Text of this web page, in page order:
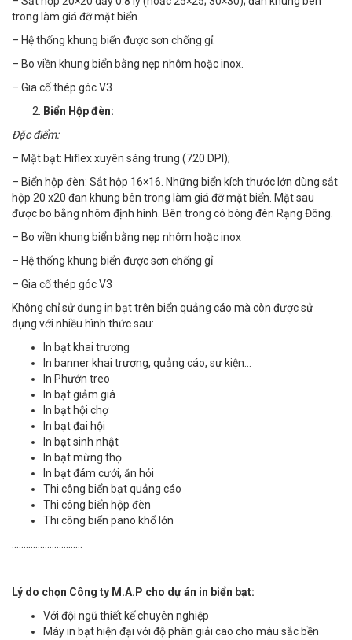
trong làm giá đỡ mặt biển.
– Hệ thống khung biển được sơn chống gỉ.
– Bo viền khung biển bằng nẹp nhôm hoặc inox.
– Gia cố thép góc V3
Biển Hộp đèn:
Đặc điểm:
– Mặt bạt: Hiflex xuyên sáng trung (720 DPI);
– Biển hộp đèn: Sắt hộp 16×16. Những biển kích thước lớn dùng sắt
hộp 20 x20 đan khung bên trong làm giá đỡ mặt biển. Mặt sau
được bo bằng nhôm định hình. Bên trong có bóng đèn Rạng Đông.
– Bo viền khung biển bằng nẹp nhôm hoặc inox
– Hệ thống khung biển được sơn chống gỉ
– Gia cố thép góc V3
Không chỉ sử dụng in bạt trên biển quảng cáo mà còn được sử
dụng với nhiều hình thức sau:
In bạt khai trương
In banner khai trương, quảng cáo, sự kiện…
In Phướn treo
In bạt giảm giá
In bạt hội chợ
In bạt đại hội
In bạt sinh nhật
In bạt mừng thọ
In bạt đám cưới, ăn hỏi
Thi công biển bạt quảng cáo
Thi công biển hộp đèn
Thi công biển pano khổ lớn
Lý do chọn Công ty M.A.P cho dự án in biển bạt:
Với đội ngũ thiết kế chuyên nghiệp
Máy in bạt hiện đại với độ phân giải cao cho màu sắc bền